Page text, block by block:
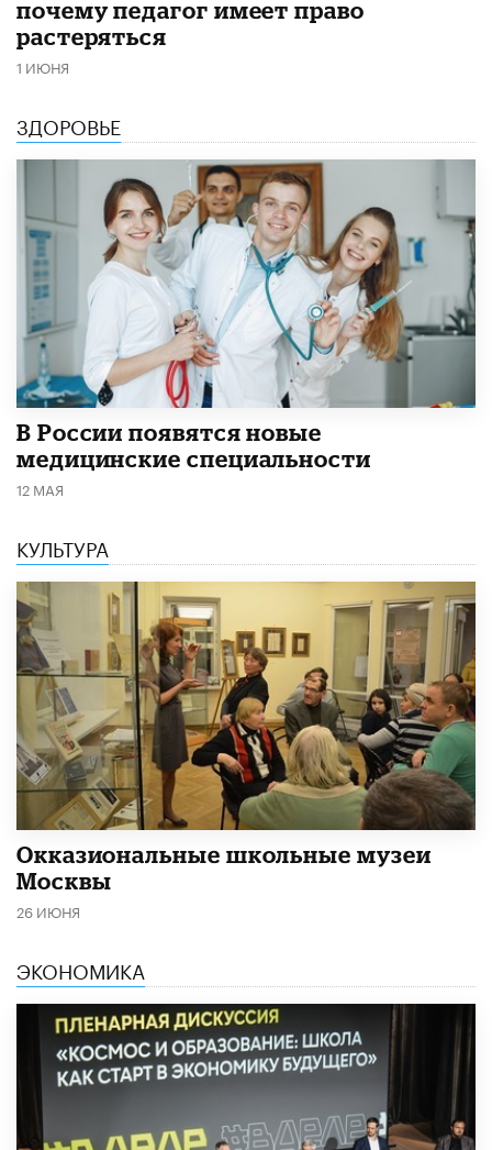
почему педагог имеет право
растеряться
1 ИЮНЯ
ЗДОРОВЬЕ
В России появятся новые
медицинские специальности
12 МАЯ
КУЛЬТУРА
​Окказиональные школьные музеи
Москвы
26 ИЮНЯ
ЭКОНОМИКА